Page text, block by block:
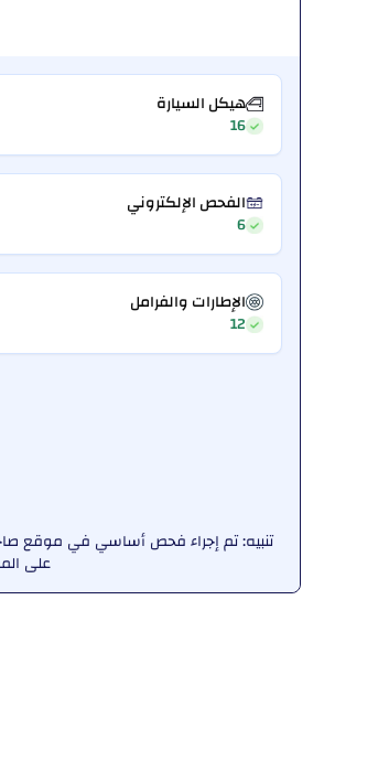
هيكل السيارة
16
الفحص الإلكتروني
6
الإطارات والفرامل
12
تنبيه: تم إجراء فحص أساسي في موقع
على